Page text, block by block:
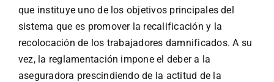
que instituye uno de los objetivos principales del
sistema que es promover la recalificación y la
recolocación de los trabajadores damnificados. A su
vez, la reglamentación impone el deber a la
aseguradora prescindiendo de la actitud de la